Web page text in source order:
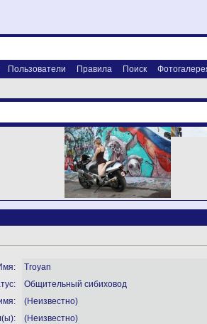
Пользователи Правила Поиск
Troyan
Общительный сибиховод
(Неизвестно)
(Неизвестно)